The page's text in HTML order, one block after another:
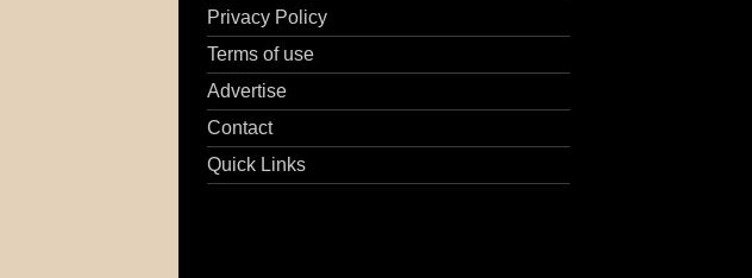
Privacy Policy
Terms of use
Advertise
Contact
Quick Links